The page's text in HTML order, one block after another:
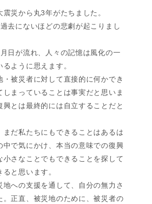
災から丸3年がたちました。
去にないほどの悲劇が起こりまし
日が流れ、人々の記憶は風化の一
ように思えます。
・被災者に対して直接的に何かでき
しまっていることは事実だと思いま
興とは最終的には自立することだと
まだ私たちにもできることはあるは
中で気にかけ、本当の意味での復興
小さなことでもできることを探して
と思います。
地への支援を通して、自分の無力さ
。正直、被災地のために、被災者の